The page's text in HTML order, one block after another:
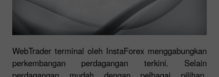
WebTrader terminal oleh InstaForex menggabungkan
perkembangan perdagangan terkini. Selain